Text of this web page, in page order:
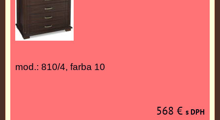
mod.: 810/4, farba 10
568 € s DPH